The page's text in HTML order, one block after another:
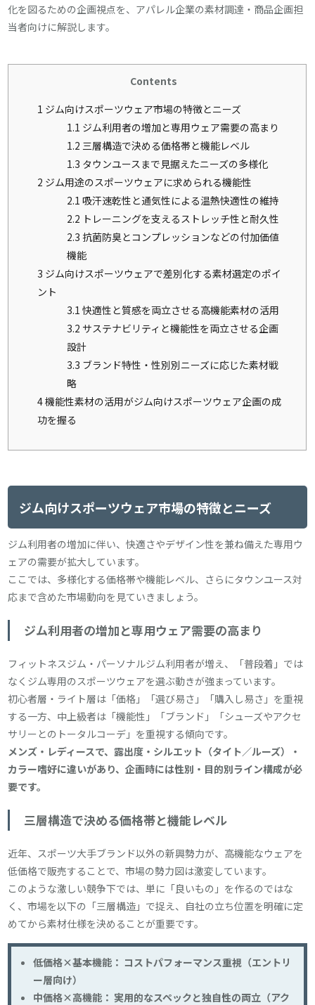
化を図るための企画視点を、アパレル企業の素材調達・商品企画担
当者向けに解説します。
Contents
1 ジム向けスポーツウェア市場の特徴とニーズ
1.1 ジム利用者の増加と専用ウェア需要の高まり
1.2 三層構造で決める価格帯と機能レベル
1.3 タウンユースまで見据えたニーズの多様化
2 ジム用途のスポーツウェアに求められる機能性
2.1 吸汗速乾性と通気性による温熱快適性の維持
2.2 トレーニングを支えるストレッチ性と耐久性
2.3 抗菌防臭とコンプレッションなどの付加価値
機能
3 ジム向けスポーツウェアで差別化する素材選定のポイ
ント
3.1 快適性と質感を両立させる高機能素材の活用
3.2 サステナビリティと機能性を両立させる企画
設計
3.3 ブランド特性・性別別ニーズに応じた素材戦
略
4機能性素材の活用がジム向けスポーツウェア企画の成
功を握る
ジム向けスポーツウェア市場の特徴とニーズ
ジム利用者の増加に伴い、快適さやデザイン性を兼ね備えた専用ウ
ェアの需要が拡大しています。
ここでは、多様化する価格帯や機能レベル、さらにタウンユース対
応まで含めた市場動向を見ていきましょう。
ジム利用者の増加と専用ウェア需要の高まり
フィットネスジム・パーソナルジム利用者が増え、「普段着」では
なくジム専用のスポーツウェアを選ぶ動きが強まっています。
初心者層・ライト層は「価格」「選び易さ」「購入し易さ」を重視
する一方、中上級者は「機能性」「ブランド」「シューズやアクセ
サリーとのトータルコーデ」を重視する傾向です。
メンズ・レディースで、露出度・シルエット（タイト／ルーズ）・
カラー嗜好に違いがあり、企画時には性別・目的別ライン構成が必
要です。
三層構造で決める価格帯と機能レベル
近年、スポーツ大手ブランド以外の新興勢力が、高機能なウェアを
低価格で販売することで、市場の勢力図は激変しています。
このような激しい競争下では、単に「良いもの」を作るのではな
く、市場を以下の「三層構造」で捉え、自社の立ち位置を明確に定
めてから素材仕様を決めることが重要です。
低価格×基本機能： コストパフォーマンス重視（エントリ
ー層向け）
中価格×高機能： 実用的なスペックと独自性の両立（アク